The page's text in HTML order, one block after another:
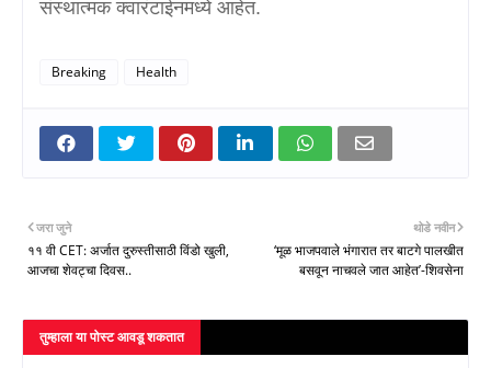
संस्थात्मक क्वारंटाईनमध्ये आहेत.
Breaking Health
थोडे नवीन
‘मूळ भाजपवाले भंगारात तर बाटगे पालखीत
बसवून नाचवले जात आहेत’-शिवसेना
जरा जुने
११ वी CET: अर्जात दुरुस्तीसाठी विंडो खुली,
आजचा शेवट्चा दिवस..
तुम्‍हाला या पोस्‍ट आवडू शकतात